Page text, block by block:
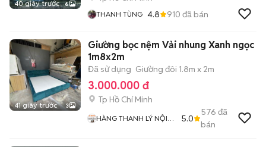
40 giây trước 6
THANH TÙNG 4.8 910 đã bán
41 giây trước 3
Giường bọc nệm Vải nhung Xanh ngọc
1m8x2m
Đã sử dụng Giường đôi 1.8m x 2m
3.000.000 đ
Tp Hồ Chí Minh
HÀNG THANH LÝ NỘI
5.0
576 đã
bán